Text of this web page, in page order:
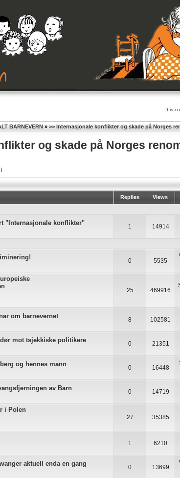
It is
BARNEVERN » >> Internasjonale konflikter og skade på Norges
og skade på Norges
Replies Views
"Internasjonale konflikter" 1 14914
0 5535
25 469916
om barnevernet 8 102581
mot tsjekkiske politikere 0 21351
og hennes mann 0 16448
av Barn 0 14719
i Polen
27 35385
1 6210
aktuell enda en gang 0 13699